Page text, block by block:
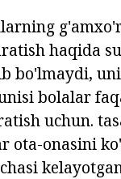
haqida
bo'lmaydi,
bolalar
uchun.
ota-onasini